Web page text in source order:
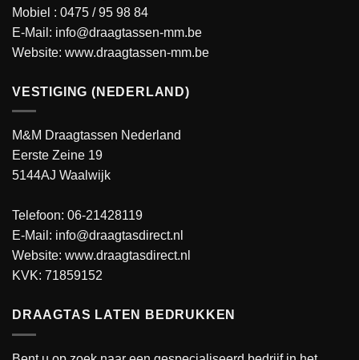
Mobiel : 0475 / 95 98 84
E-Mail: info@draagtassen-mm.be
Website: www.draagtassen-mm.be
VESTIGING (NEDERLAND)
M&M Draagtassen Nederland
Eerste Zeine 19
5144AJ Waalwijk
Telefoon: 06-21428119
E-Mail: info@draagtasdirect.nl
Website: www.draagtasdirect.nl
KVK: 71859152
DRAAGTAS LATEN BEDRUKKEN